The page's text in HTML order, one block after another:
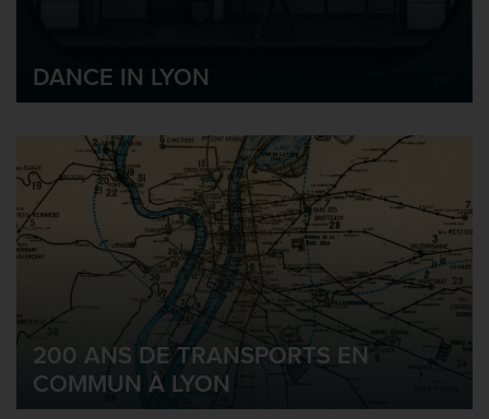
DANCE IN LYON
200 ANS DE TRANSPORTS EN
COMMUN À LYON